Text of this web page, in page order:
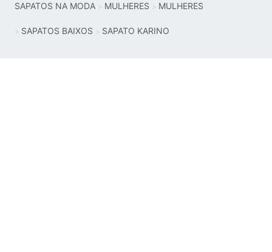
SAPATOS NA MODA MULHERES MULHERES
SAPATOS BAIXOS SAPATO KARINO